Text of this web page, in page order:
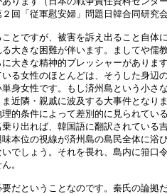
回「従軍慰安婦」問題日韓合同研究
ですが、被害を訴え出ること自体
大きな困難が伴います。ましてや儒
大きな精神的プレッシャーがありま
女性のほとんどは、そうした身辺
身女性です。もし済州島という小さ
近隣・親戚に波及する大事件となり
的条件によって差別的に見られてい
り出れば、韓国語に翻訳されている
本位の視線が済州島の島民全体に浴
でしょう。それを畏れ、島内に箝口
。
ということなのです。秦氏の論拠